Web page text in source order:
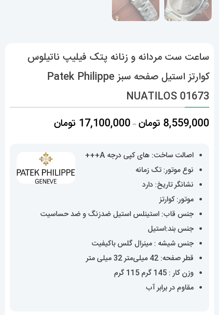
ساعت ست مردانه و زنانه پتک فیلیپ ناتیلوس
کوارتز استیل صفحه سبز Patek Philippe
NUATILOS 01673
8,559,000 تومان –
17,100,000 تومان
تا
17,100,000 تومان
اصالت ساخت: های کپی درجه A+++
نوع موتور: تک زمانه
نشانگر تاریخ: دارد
موتور: کوارتز
جنس قاب: استینلس استیل ضدزنگ و ضد حساسیت
جنس بند:استیل
جنس شیشه : مینرال گلس باکیفیت
قطر صفحه: 42 میلی‌متر 32 میلی متر
وزن کار : 145 گرم 115 گرم
مقاوم در برابر آب